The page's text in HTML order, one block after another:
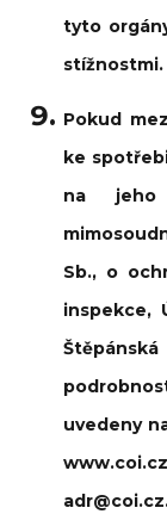
tyto
stížnostmi.
Pokud
ke
na jeho
Sb., o
inspekce,
uvedeny